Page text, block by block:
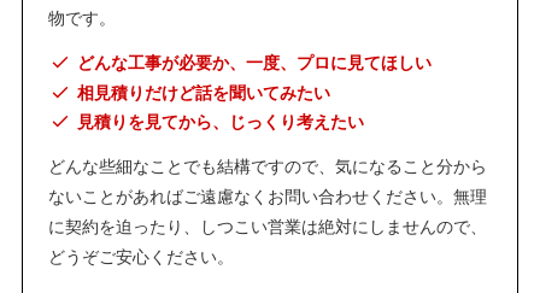
物です。
どんな工事が必要か、一度、プロに見てほしい
相見積りだけど話を聞いてみたい
見積りを見てから、じっくり考えたい
どんな些細なことでも結構ですので、気になること分から
ないことがあればご遠慮なくお問い合わせください。無理
に契約を迫ったり、しつこい営業は絶対にしませんので、
どうぞご安心ください。